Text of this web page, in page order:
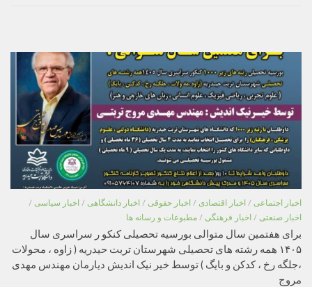
اخبار اجتماعی / اخبار اقتصادی / اخبار حقوقی / اخبار دانشگاهی / اخبار سیاسی /
اخبار صنعتی / اخبار فرهنگی / مطبوعات و رسانه ها
برای هفتمین سال متوالی بورسیه تحصیلی کنکو ر سراسری سال
۱۴۰۵ همه رشته های تحصیلی شهرستان تربت حیدریه ( زاوه ، محولات
،جلگه رخ ، کدکن و بایگ ) توسط خیر نیک اندیش دیارمان مهندس مهدی
مروج